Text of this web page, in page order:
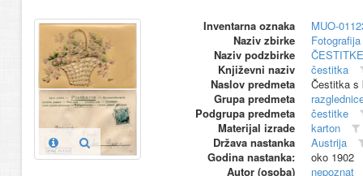
Inventarna oznaka
MUO-
Naziv zbirke
Naziv podzbirke
ČESTITKE
Književni naziv
čestitka
Naslov predmeta
Čestitka s
Grupa predmeta
Podgrupa predmeta
čestitke
Materijal izrade
karton
Država nastanka
Austrija
Godina nastanka:
oko 1902
Autor (osoba)
nepoznat